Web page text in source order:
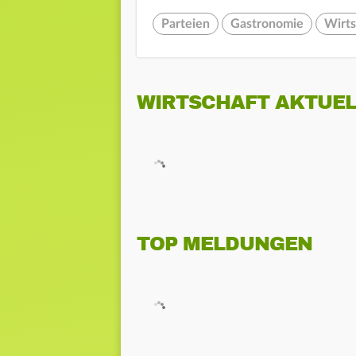
Parteien Gastronomie
WIRTSCHAFT
TOP MELDUNGEN